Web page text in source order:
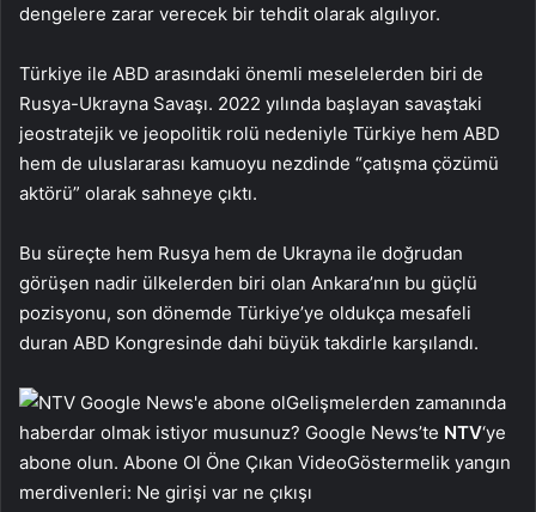
dengelere zarar verecek bir tehdit olarak algılıyor.
Türkiye ile ABD arasındaki önemli meselelerden biri de
Rusya-Ukrayna Savaşı. 2022 yılında başlayan savaştaki
jeostratejik ve jeopolitik rolü nedeniyle Türkiye hem ABD
hem de uluslararası kamuoyu nezdinde “çatışma çözümü
aktörü” olarak sahneye çıktı.
Bu süreçte hem Rusya hem de Ukrayna ile doğrudan
görüşen nadir ülkelerden biri olan Ankara’nın bu güçlü
pozisyonu, son dönemde Türkiye’ye oldukça mesafeli
duran ABD Kongresinde dahi büyük takdirle karşılandı.
Gelişmelerden zamanında
haberdar olmak istiyor musunuz? Google News’te NTV‘ye
abone olun. Abone Ol Öne Çıkan VideoGöstermelik yangın
merdivenleri: Ne girişi var ne çıkışı